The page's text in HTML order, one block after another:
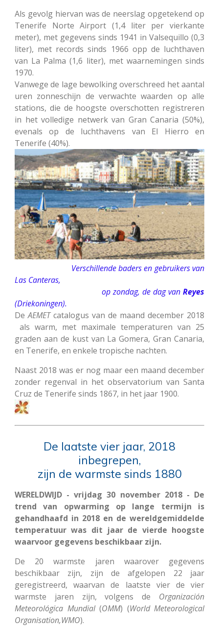
Als gevolg hiervan was de neerslag opgetekend op
Tenerife Norte Airport (1,4 liter per vierkante
meter), met gegevens sinds 1941 in Valsequillo (0,3
liter), met records sinds 1966 opp de luchthaven
van La Palma (1,6 liter), met waarnemingen sinds
1970.
Vanwege de lage bewolking overschreed het aantal
uren zonneschijn de verwachte waarden op alle
stations, die de hoogste overschotten registreren
in het volledige netwerk van Gran Canaria (50%),
evenals op de luchthavens van El Hierro en
Tenerife (40%).
Verschillende baders en gebruikers van
Las Canteras,
op zondag, de dag van Reyes
(Driekoningen).
DeAEMETcatalogus van de maand december 2018
als warm, met maximale temperaturen van 25
graden aan de kust van La Gomera, Gran Canaria,
en Tenerife, en enkele tropische nachten.
Naast 2018 was er nog maar een maand december
zonder regenval in het observatorium van Santa
Cruz de Tenerife sinds 1867, in het jaar 1900.
De laatste vier jaar, 2018
inbegrepen,
zijn de warmste sinds 1880
WERELDWIJD - vrijdag 30 november 2018 - De
trend van opwarming op lange termijn is
gehandhaafd in 2018 en de wereldgemiddelde
temperatuur was dit jaar de vierde hoogste
waarvoor gegevens beschikbaar zijn.
De 20 warmste jaren waarover gegevens
beschikbaar zijn, zijn de afgelopen 22 jaar
geregistreerd, waarvan de laatste vier de vier
warmste jaren zijn, volgens de Organización
Meteorológica Mundial (OMM) (World Meteorological
Organisation,WMO).